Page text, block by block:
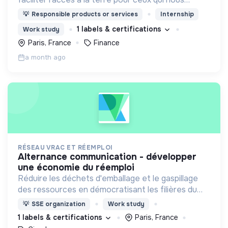
nourrissent
💡 Responsible products or services
Internship
Work study
1 labels & certifications
Paris, France
Finance
a month ago
RÉSEAU VRAC ET RÉEMPLOI
alternance communication - développer
une économie du réemploi
Réduire les déchets d'emballage et le gaspillage
des ressources en démocratisant les filières du
vrac et du réemploi, et en accompagnant les
professionnels à développer leur activité.
💡 SSE organization Work study
1 labels & certifications
Paris, France